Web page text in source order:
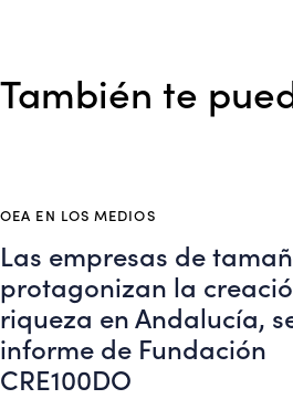
También te
OEA EN LOS MEDIOS
Las empresas de
protagonizan la
riqueza en Andalucía,
informe de Fundación
CRE100DO